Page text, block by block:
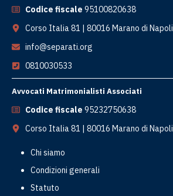
Codice fiscale 95100820638
Corso Italia 81 | 80016 Marano di Napoli
info@separati.org
0810030533
Avvocati Matrimonialisti Associati
Codice fiscale 95232750638
Corso Italia 81 | 80016 Marano di Napoli
Chi siamo
Condizioni generali
Statuto